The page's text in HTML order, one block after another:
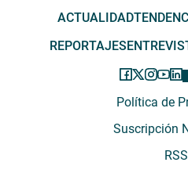
ACTUALIDAD
REPORTAJES
Política de
Suscripción
RSS